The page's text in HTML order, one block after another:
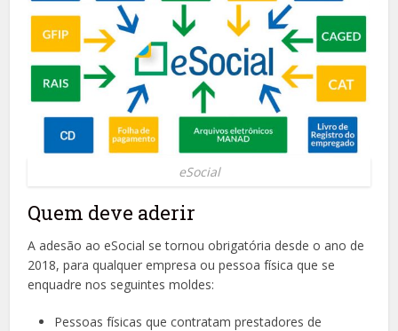
eSocial
Quem deve aderir
A adesão ao eSocial se tornou obrigatória desde o ano de
2018, para qualquer empresa ou pessoa física que se
enquadre nos seguintes moldes:
Pessoas físicas que contratam prestadores de